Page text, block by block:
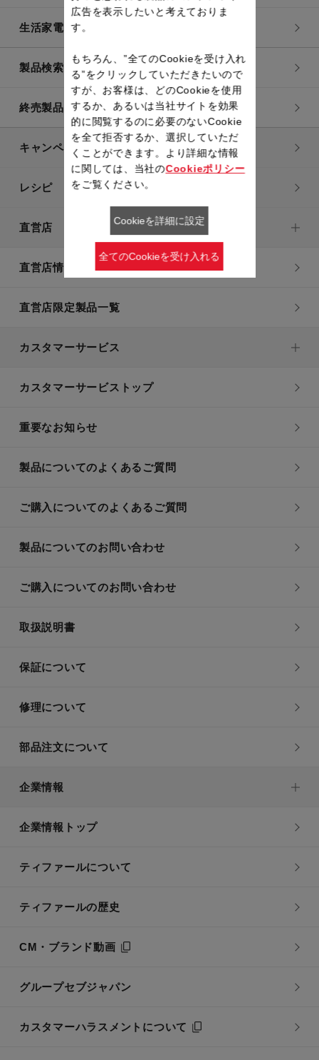
生活家電
製品検索一覧
終売製品一覧
キャンペーン・特集
レシピ
直営店
直営店情報
直営店限定製品一覧
カスタマーサービス
カスタマーサービストップ
重要なお知らせ
製品についてのよくあるご質問
ご購入についてのよくあるご質問
製品についてのお問い合わせ
ご購入についてのお問い合わせ
取扱説明書
保証について
修理について
部品注文について
企業情報
企業情報トップ
ティファールについて
ティファールの歴史
CM・ブランド動画
グループセブジャパン
カスタマーハラスメントについて
広告を表示したいと考えておりま
す。
もちろん、”全てのCookieを受け入れ
る”をクリックしていただきたいので
すが、お客様は、どのCookieを使用
するか、あるいは当社サイトを効果
的に閲覧するのに必要のないCookie
を全て拒否するか、選択していただ
くことができます。より詳細な情報
に関しては、当社のCookieポリシー
をご覧ください。
Cookieを詳細に設定
全てのCookieを受け入れる